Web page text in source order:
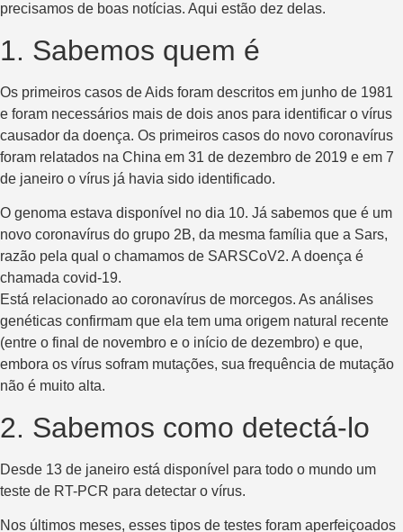
precisamos de boas notícias. Aqui estão dez delas.
1. Sabemos quem é
Os primeiros casos de Aids foram descritos em junho de 1981
e foram necessários mais de dois anos para identificar o vírus
causador da doença. Os primeiros casos do novo coronavírus
foram relatados na China em 31 de dezembro de 2019 e em 7
de janeiro o vírus já havia sido identificado.
O genoma estava disponível no dia 10. Já sabemos que é um
novo coronavírus do grupo 2B, da mesma família que a Sars,
razão pela qual o chamamos de SARSCoV2. A doença é
chamada covid-19.
Está relacionado ao coronavírus de morcegos. As análises
genéticas confirmam que ela tem uma origem natural recente
(entre o final de novembro e o início de dezembro) e que,
embora os vírus sofram mutações, sua frequência de mutação
não é muito alta.
2. Sabemos como detectá-lo
Desde 13 de janeiro está disponível para todo o mundo um
teste de RT-PCR para detectar o vírus.
Nos últimos meses, esses tipos de testes foram aperfeiçoados